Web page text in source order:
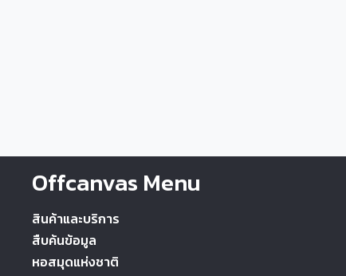
Offcanvas Menu
สินค้าและบริการ
สืบค้นข้อมูล
หอสมุดแห่งชาติ